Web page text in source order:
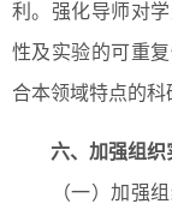
利。强化导师对
性及实验的可重
合本领域特点的科
六、加强组
（一）加强组